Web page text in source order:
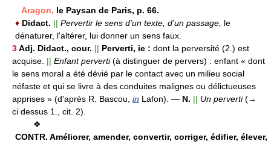
Aragon, le Paysan de Paris, p. 66.
♦ Didact. || Pervertir le sens d'un texte, d'un passage, le
dénaturer, l'altérer, lui donner un sens faux.
3Adj. Didact., cour. || Perverti, ie : dont la perversité (2.) est
acquise. || Enfant perverti(à distinguer de pervers) : enfant « dont
le sens moral a été dévié par le contact avec un milieu social
néfaste et qui se livre à des conduites malignes ou délictueuses
apprises » (d'après R. Bascou, in Lafon). — N. || Un perverti(→
ci dessus 1., cit. 2).
❖
CONTR. Améliorer, amender, convertir, corriger, édifier, élever,